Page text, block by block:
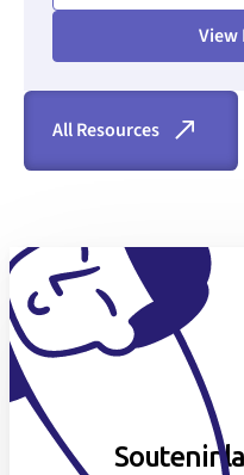
All Resources
View
Soutenir